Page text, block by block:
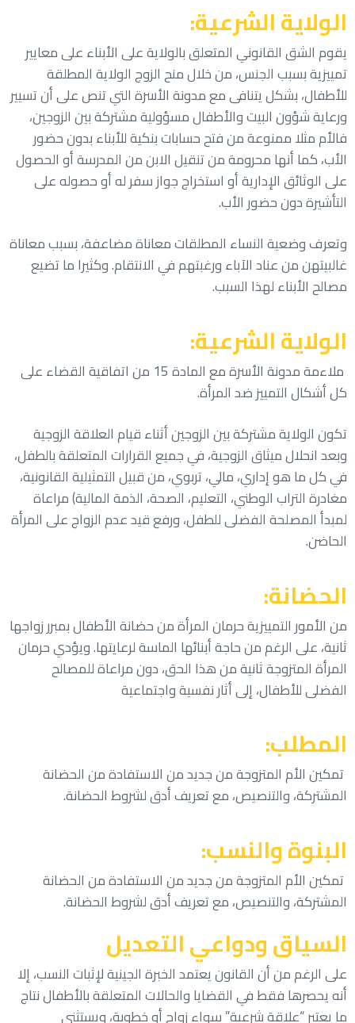
الولاية الشرعية:
يقوم الشق القانوني المتعلق بالولاية على الأبناء على معايير
تمييزية بسبب الجنس، من خلال منح الزوج الولاية المطلقة
للأطفال، بشكل يتنافى مع مدونة الأسرة التي تنص على أن تسيير
ورعاية شؤون البيت والأطفال مسؤولية مشتركة بين الزوجين،
فالأم مثلا ممنوعة من فتح حسابات بنكية للأبناء بدون حضور
الأب، كما أنها محرومة من تنقيل الابن من المدرسة أو الحصول
على الوثائق الإدارية أو استخراج جواز سفر له أو حصوله على
التأشيرة دون حضور الأب.
وتعرف وضعية النساء المطلقات معاناة مضاعفة، بسبب معاناة
غالبيتهن من عناد الآباء ورغبتهم في الانتقام. وكثيرا ما تضيع
مصالح الأبناء لهذا السبب.
الولاية الشرعية:
ملاءمة مدونة الأسرة مع المادة 15 من اتفاقية القضاء على
كل أشكال التمييز ضد المرأة.
تكون الولاية مشتركة بين الزوجين أثناء قيام العلاقة الزوجية
وبعد انحلال ميثاق الزوجية، في جميع القرارات المتعلقة بالطفل،
في كل ما هو إداري، مالي، تربوي، من قبيل التمثيلية القانونية،
مغادرة التراب الوطني، التعليم، الصحة، الذمة المالية) مراعاة
لمبدأ المصلحة الفضلى للطفل، ورفع قيد عدم الزواج على المرأة
الحاضن.
الحضانة:
من الأمور التمييزية حرمان المرأة من حضانة الأطفال بمبرر زواجها
ثانية، على الرغم من حاجة أبنائها الماسة لرعايتها. ويؤدي حرمان
المرأة المتزوجة ثانية من هذا الحق، دون مراعاة للمصالح
الفضلى للأطفال، إلى أثار نفسية واجتماعية
المطلب:
تمكين الأم المتزوجة من جديد من الاستفادة من الحضانة
المشتركة، والتنصيص، مع تعريف أدق لشروط الحضانة.
البنوة والنسب:
تمكين الأم المتزوجة من جديد من الاستفادة من الحضانة
المشتركة، والتنصيص، مع تعريف أدق لشروط الحضانة.
السياق ودواعي التعديل
على الرغم من أن القانون يعتمد الخبرة الجينية لإثبات النسب، إلا
أنه يحصرها فقط في القضايا والحالات المتعلقة بالأطفال نتاج
ما يعتبر “علاقة شرعية” سواء زواج أو خطوبة، ويستثني